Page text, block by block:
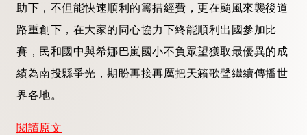
助下，不但能快速順利的籌措經費，更在颱風來襲後道
路重創下，在大家的同心協力下終能順利出國參加比
賽，民和國中與希娜巴嵐國小不負眾望獲取最優異的成
績為南投縣爭光，期盼再接再厲把天籟歌聲繼續傳播世
界各地。
閱讀原文